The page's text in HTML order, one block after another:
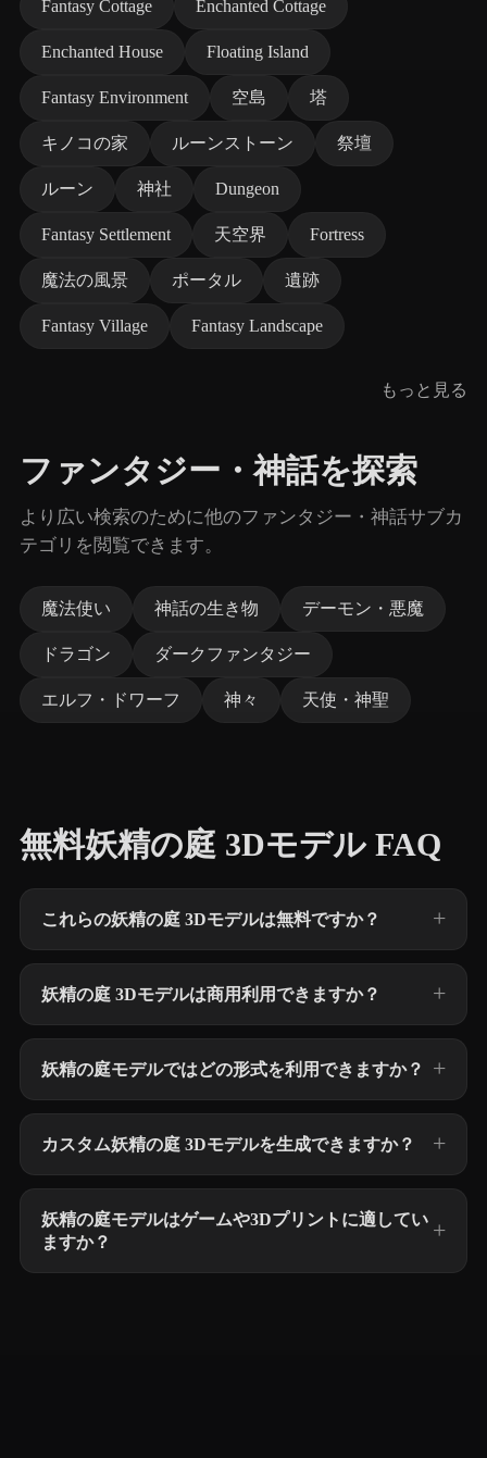
Fantasy Cottage Enchanted Cottage
Enchanted House Floating Island
Fantasy Environment 空島 塔
キノコの家 ルーンストーン 祭壇
ルーン 神社 Dungeon
Fantasy Settlement 天空界 Fortress
魔法の風景 ポータル 遺跡
Fantasy Village Fantasy Landscape
もっと見る
ファンタジー・神話を探索
より広い検索のために他のファンタジー・神話サブカ
テゴリを閲覧できます。
魔法使い 神話の生き物 デーモン・悪魔
ドラゴン ダークファンタジー
エルフ・ドワーフ 神々 天使・神聖
無料妖精の庭 3Dモデル FAQ
これらの妖精の庭 3Dモデルは無料ですか？
妖精の庭 3Dモデルは商用利用できますか？
妖精の庭モデルではどの形式を利用できますか？
カスタム妖精の庭 3Dモデルを生成できますか？
妖精の庭モデルはゲームや3Dプリントに適してい
ますか？